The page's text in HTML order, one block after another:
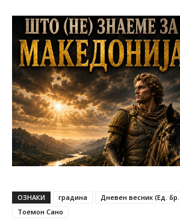
ОЗНАКИ градина
Дневен весник (Ед. бр.
Тоемон Сано